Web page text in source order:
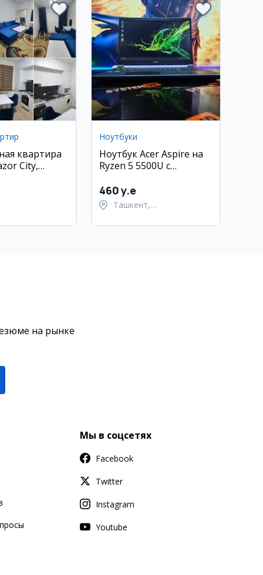
квартира
City,
Ноутбуки
Ноутбук Acer Aspire на
Ryzen 5 5500U с
460 y.e
Ташкент,
на рынке
Мы в соцсетях
Facebook
Twitter
Instagram
Youtube